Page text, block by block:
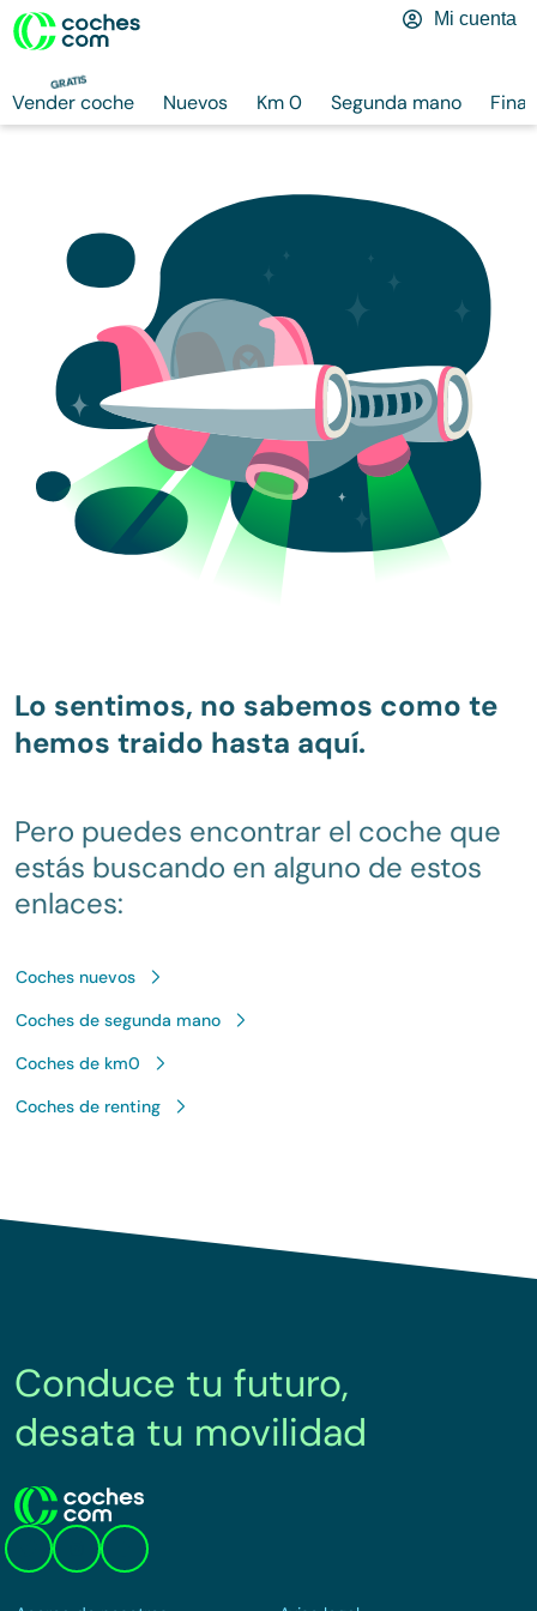
GRATIS
Vender coche Nuevos Km 0 Segunda mano
Mi cuenta
Lo sentimos, no sabemos como te
hemos traido hasta aquí.
Pero puedes encontrar el coche que
estás buscando en alguno de estos
enlaces:
Coches nuevos
Coches de segunda mano
Coches de km0
Coches de renting
Conduce tu futuro,
desata tu movilidad